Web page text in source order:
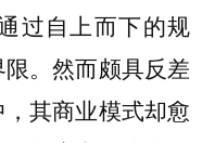
过自上而下的规
。然而颇具反差
其商业模式却愈